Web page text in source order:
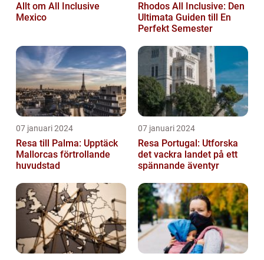
Allt om All Inclusive
Mexico
Rhodos All Inclusive: Den
Ultimata Guiden till En
Perfekt Semester
07 januari 2024
Resa till Palma: Upptäck
Mallorcas förtrollande
huvudstad
07 januari 2024
Resa Portugal: Utforska
det vackra landet på ett
spännande äventyr